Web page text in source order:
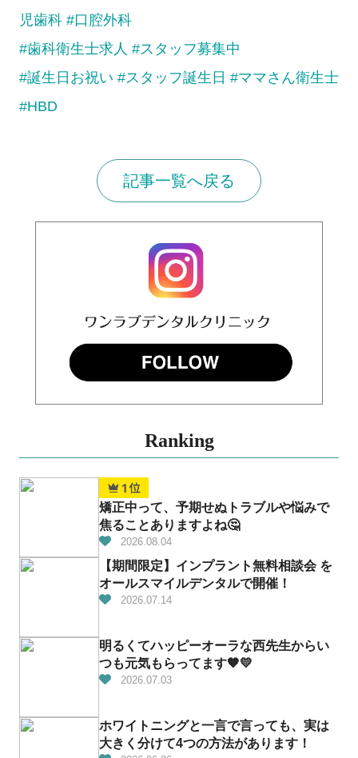
児歯科 #口腔外科
#歯科衛生士求人 #スタッフ募集中
#誕生日お祝い #スタッフ誕生日 #ママさん衛生士
#HBD
記事一覧へ戻る
Ranking
矯正中って、予期せぬトラブルや悩みで
焦ることありますよね🤔
2026.08.04
【期間限定】インプラント無料相談会 を
オールスマイルデンタルで開催！
2026.07.14
明るくてハッピーオーラな西先生からい
つも元気もらってます🧡💛
2026.07.03
ホワイトニングと一言で言っても、実は
大きく分けて4つの方法があります！